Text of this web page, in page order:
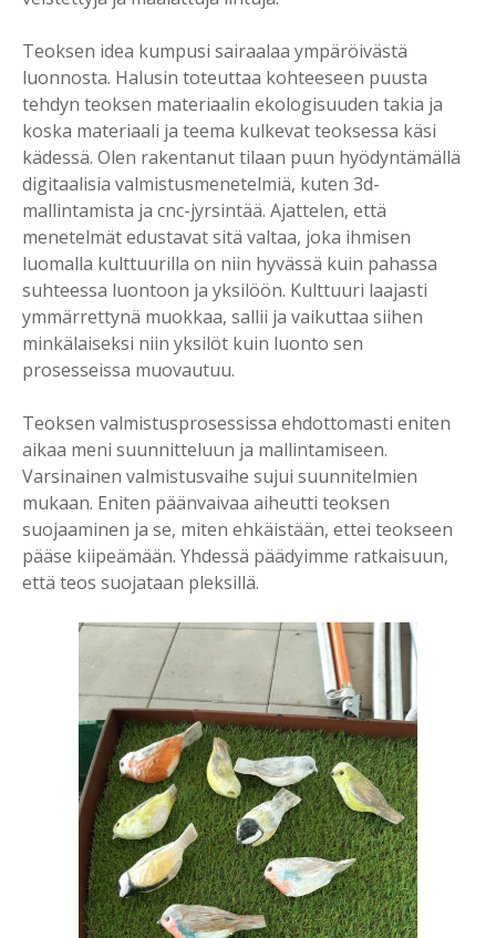
Teoksen idea kumpusi sairaalaa ympäröivästä
luonnosta. Halusin toteuttaa kohteeseen puusta
tehdyn teoksen materiaalin ekologisuuden takia ja
koska materiaali ja teema kulkevat teoksessa käsi
kädessä. Olen rakentanut tilaan puun hyödyntämällä
digitaalisia valmistusmenetelmiä, kuten 3d-
mallintamista ja cnc-jyrsintää. Ajattelen, että
menetelmät edustavat sitä valtaa, joka ihmisen
luomalla kulttuurilla on niin hyvässä kuin pahassa
suhteessa luontoon ja yksilöön. Kulttuuri laajasti
ymmärrettynä muokkaa, sallii ja vaikuttaa siihen
minkälaiseksi niin yksilöt kuin luonto sen
prosesseissa muovautuu.
Teoksen valmistusprosessissa ehdottomasti eniten
aikaa meni suunnitteluun ja mallintamiseen.
Varsinainen valmistusvaihe sujui suunnitelmien
mukaan. Eniten päänvaivaa aiheutti teoksen
suojaaminen ja se, miten ehkäistään, ettei teokseen
pääse kiipeämään. Yhdessä päädyimme ratkaisuun,
että teos suojataan pleksillä.